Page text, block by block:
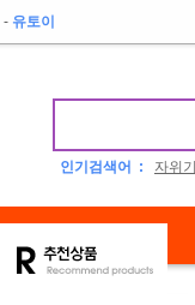
- 유토이
인기검색어 : 자위